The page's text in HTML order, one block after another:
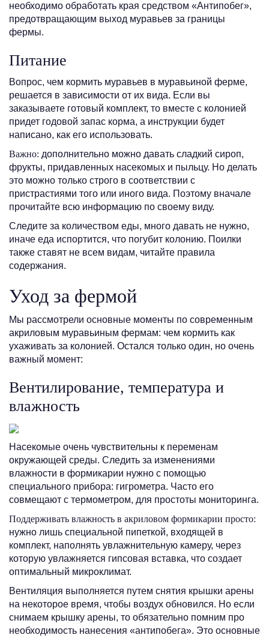
необходимо обработать края средством «Антипобег»,
предотвращающим выход муравьев за границы
фермы.
Питание
Вопрос, чем кормить муравьев в муравьиной ферме,
решается в зависимости от их вида. Если вы
заказываете готовый комплект, то вместе с колонией
придет годовой запас корма, а инструкции будет
написано, как его использовать.
Важно: дополнительно можно давать сладкий сироп,
фрукты, придавленных насекомых и пыльцу. Но делать
это можно только строго в соответствии с
пристрастиями того или иного вида. Поэтому вначале
прочитайте всю информацию по своему виду.
Следите за количеством еды, много давать не нужно,
иначе еда испортится, что погубит колонию. Поилки
также ставят не всем видам, читайте правила
содержания.
Уход за фермой
Мы рассмотрели основные моменты по современным
акриловым муравьиным фермам: чем кормить как
ухаживать за колонией. Остался только один, но очень
важный момент:
Вентилирование, температура и
влажность
Насекомые очень чувствительны к переменам
окружающей среды. Следить за изменениями
влажности в формикарии нужно с помощью
специального прибора: гигрометра. Часто его
совмещают с термометром, для простоты мониторинга.
Поддерживать влажность в акриловом формикарии просто:
нужно лишь специальной пипеткой, входящей в
комплект, наполнять увлажнительную камеру, через
которую увлажняется гипсовая вставка, что создает
оптимальный микроклимат.
Вентиляция выполняется путем снятия крышки арены
на некоторое время, чтобы воздух обновился. Но если
снимаем крышку арены, то обязательно помним про
необходимость нанесения «антипобега». Это основные